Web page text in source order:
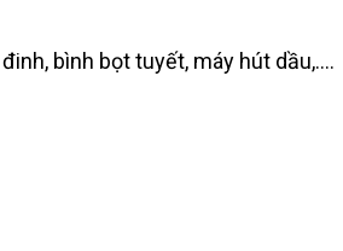
bình bọt tuyết, máy hút dầu,….